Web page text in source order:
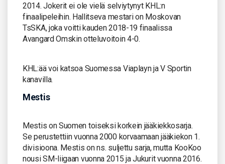
2014. Jokerit ei ole vielä selviytynyt KHL:n
finaalipeleihin. Hallitseva mestari on Moskovan
TsSKA, joka voitti kauden 2018-19 finaalissa
Avangard Omskin otteluvoitoin 4-0.
KHL:ää voi katsoa Suomessa Viaplayn ja V Sportin
kanavilla.
Mestis
Mestis on Suomen toiseksi korkein jääkiekkosarja.
Se perustettiin vuonna 2000 korvaamaan jääkiekon 1.
divisioona. Mestis on ns. suljettu sarja, mutta KooKoo
nousi SM-liigaan vuonna 2015 ja Jukurit vuonna 2016.